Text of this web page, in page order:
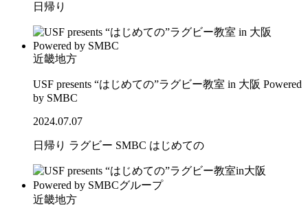
日帰り
近畿地方
USF presents “はじめての”ラグビー教室 in 大阪 Powered
by SMBC
2024.07.07
日帰り ラグビー SMBC はじめての
近畿地方